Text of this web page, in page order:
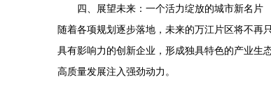
四、展望未来：一个活力绽放的城市新名片
随着各项规划逐步落地，未来的万江片区将不再
具有影响力的创新企业，形成独具特色的产业生
高质量发展注入强劲动力。